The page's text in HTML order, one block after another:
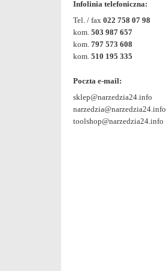
Infolinia telefoniczna:
Tel. / fax 022 758 07 98
kom. 503 987 657
kom. 797 573 608
kom. 510 195 335
Poczta e-mail:
sklep@narzedzia24.info
narzedzia@narzedzia24.info
toolshop@narzedzia24.info